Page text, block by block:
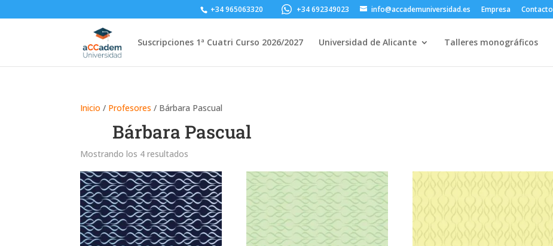
+34 965063320 +34 692349023 info@accademuniversidad.es Empresa Contacto
Suscripciones 1ª Cuatri Curso 2026/2027 Universidad de Alicante Talleres monográficos
Inicio / Profesores / Bárbara Pascual
Bárbara Pascual
Mostrando los 4 resultados
los
últimos